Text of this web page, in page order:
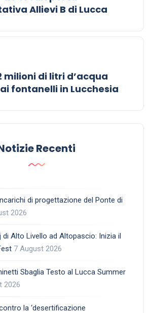
Allievi B di Lucca
milioni di litri d’acqua
fontanelli in Lucchesia
Recenti
di progettazione del Ponte di
2026
di Alto Livello ad Altopascio: Inizia il
7 August 2026
Sbaglia Testo al Lucca Summer
2026
la ‘desertificazione